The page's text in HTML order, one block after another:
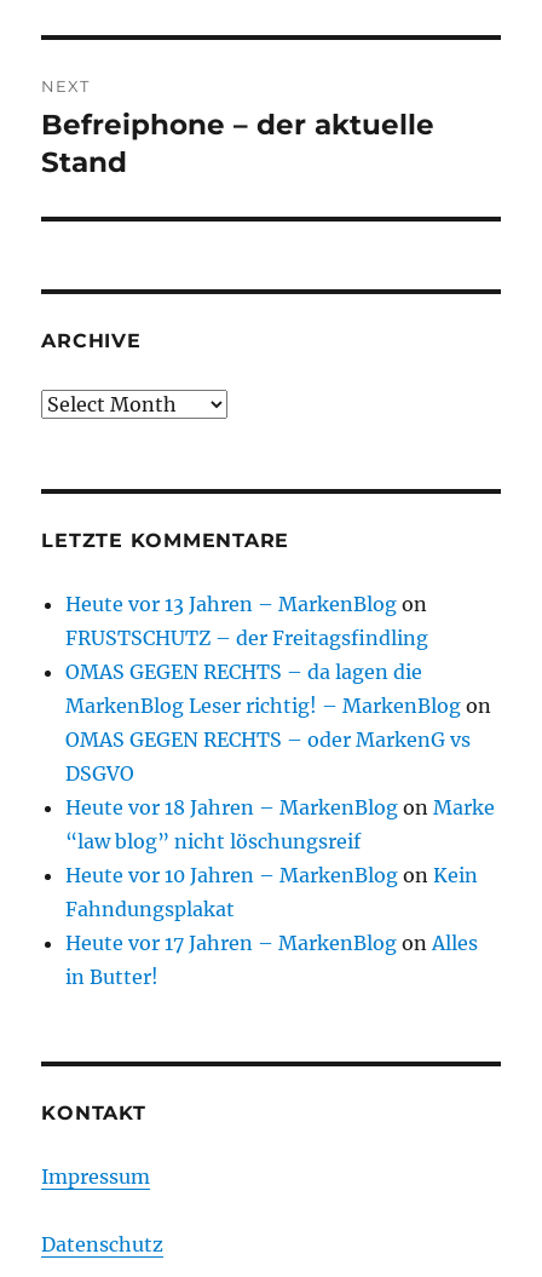
NEXT
Next
post:
Befreiphone – der aktuelle
Stand
ARCHIVE
Archive
LETZTE KOMMENTARE
Heute vor 13 Jahren – MarkenBlog on
FRUSTSCHUTZ – der Freitagsfindling
OMAS GEGEN RECHTS – da lagen die
MarkenBlog Leser richtig! – MarkenBlog on
OMAS GEGEN RECHTS – oder MarkenG vs
DSGVO
Heute vor 18 Jahren – MarkenBlog onMarke
“law blog” nicht löschungsreif
Heute vor 10 Jahren – MarkenBlog onKein
Fahndungsplakat
Heute vor 17 Jahren – MarkenBlog onAlles
in Butter!
KONTAKT
Impressum
Datenschutz